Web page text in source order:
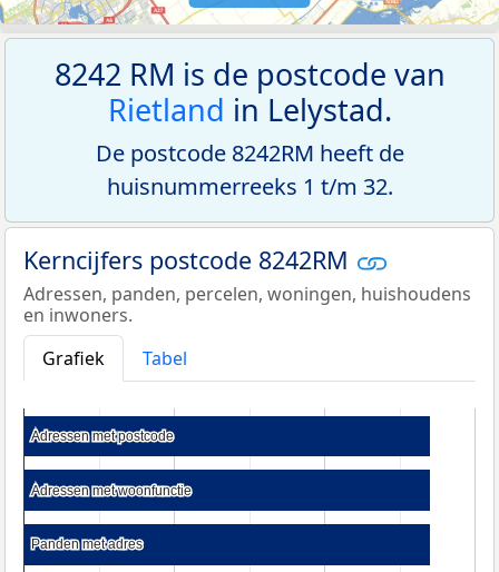
8242 RM is de postcode van
Rietland in Lelystad.
De postcode 8242RM heeft de
huisnummerreeks 1 t/m 32.
Kerncijfers postcode 8242RM
Adressen, panden, percelen, woningen, huishoudens
en inwoners.
Grafiek
Tabel
Adressen met postcode
Adressen met postcode
Adressen met woonfunctie
Adressen met woonfunctie
Panden met adres
Panden met adres